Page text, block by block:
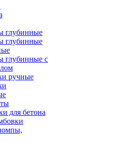
глубинные
глубинные
глубинные с
ручные
для бетона